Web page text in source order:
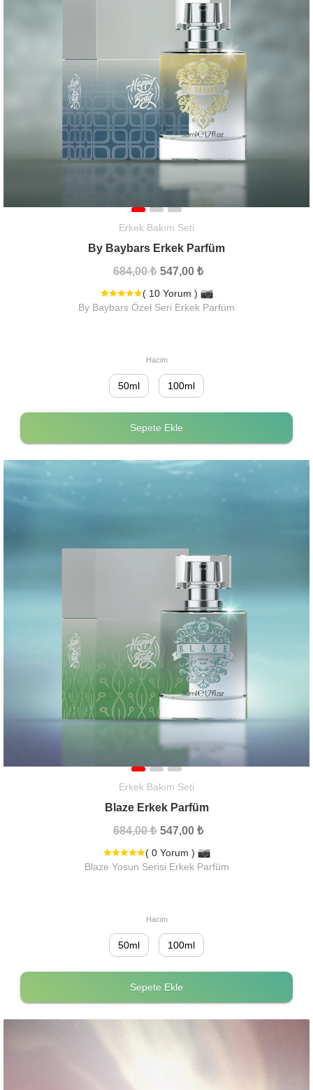
Erkek Bakım Seti
By Baybars Erkek Parfüm
684,00 ₺ 547,00 ₺
( 10 Yorum )
By Baybars Özel Seri Erkek Parfüm
Hacim
50ml 100ml
Sepete Ekle
Erkek Bakım Seti
Blaze Erkek Parfüm
684,00 ₺ 547,00 ₺
( 0 Yorum )
Blaze Yosun Serisi Erkek Parfüm
Hacim
50ml 100ml
Sepete Ekle